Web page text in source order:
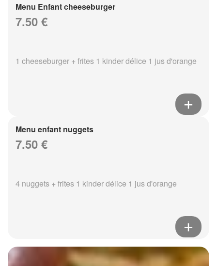
Menu Enfant cheeseburger
7.50 €
1 cheeseburger + frites 1 kinder délice 1 jus d'orange
Menu enfant nuggets
7.50 €
4 nuggets + frites 1 kinder délice 1 jus d'orange